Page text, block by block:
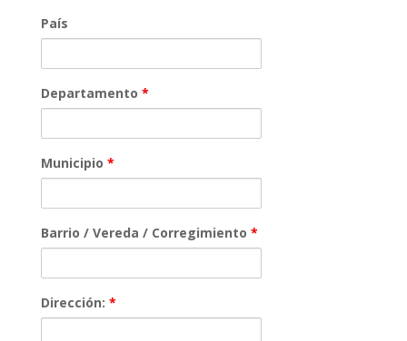
País
Departamento *
Municipio *
Barrio / Vereda / Corregimiento *
Dirección: *